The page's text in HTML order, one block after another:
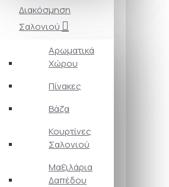
Διακόσμηση
Σαλονιού
Αρωματικά
Χώρου
Πίνακες
Βάζα
Κουρτίνες
Σαλονιού
Μαξιλάρια
Δαπέδου